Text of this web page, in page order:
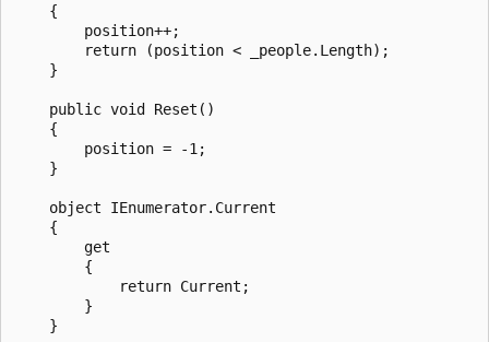
    {
        position++;
        return (position < _people.Length);
    }
    public void Reset()
    {
        position = -1;
    }
    object IEnumerator.Current
    {
        get
        {
            return Current;
        }
    }